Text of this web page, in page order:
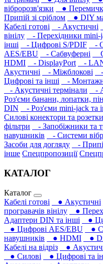
вібророзв'язки
●
Припій зі сріблом
● DIY
Кабелі готові
- Акустичні
вінілу
- Перехідники mini-
інші
- Цифрові S/PDIF -
AES/EBU
- Сабвуферні
HDMI
- DisplayPort -
Акустичні
- Міжблокові -
Цифрові та інші
-
- Акустичні термінали
-
Роз'єми банани, лопатки,
DIN
- Роз'єми mini-jack та
Силові конектори та розетки
фільтри
- Запобіжники та
навушників‎
- Системи
Засоби для догляду
-
інше Спецпропозиції
КАТАЛОГ
Каталог
Кабелі готові
● Акустичні
програвачів вінілу
●
Адаптери DIN та інші
●
● Цифрові AES/EBU
●
навушників‎
● HDMI ●
Кабелі на відріз
●
● Силові
● Цифрові та